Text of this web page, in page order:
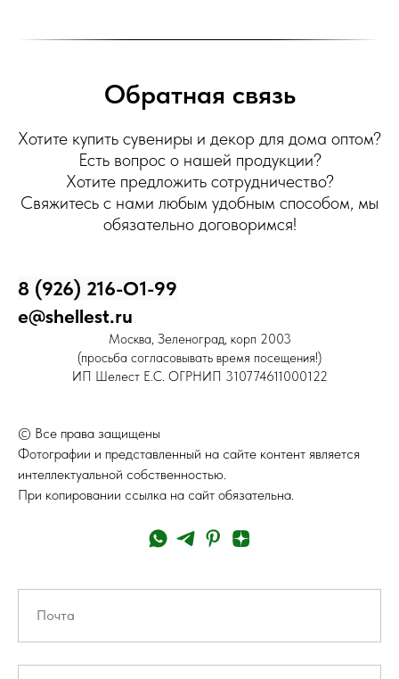
Обратная связь
Хотите купить сувениры и декор для дома оптом?
Есть вопрос о нашей продукции?
Хотите предложить сотрудничество?
Свяжитесь с нами любым удобным способом, мы
обязательно договоримся!
8 (926) 216-О1-99
e@shellest.ru
Москва, Зеленоград, корп 2003
(просьба согласовывать время посещения!)
ИП Шелест Е.С. ОГРНИП 310774611000122
© Все права защищены
Фотографии и представленный на сайте контент является
интеллектуальной собственностью.
При копировании ссылка на сайт обязательна.